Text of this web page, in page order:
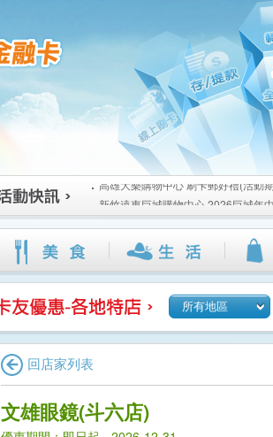
高雄大樂購物中心 刷卡郵好禮(活動
新竹遠東巨城購物中心 2026巨城
115/08/26)
臺北三創生活 有點東西第2波 刷卡
高雄大樂購物中心 刷卡郵好禮(活動
新竹遠東巨城購物中心 2026巨城年
115/08/26)
臺北三創生活 有點東西第2波 刷卡
所有地區
回店家列表
文雄眼鏡(斗六店)